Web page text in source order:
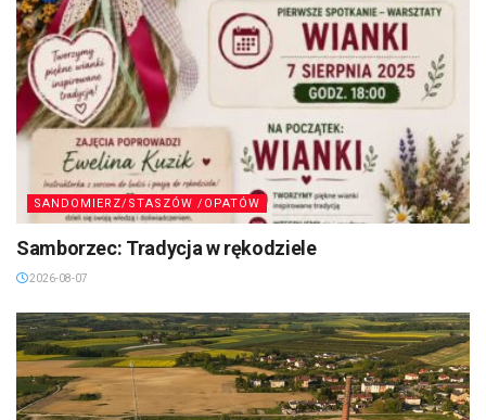
SANDOMIERZ/STASZÓW /OPATÓW
Samborzec: Tradycja w rękodziele
2026-08-07